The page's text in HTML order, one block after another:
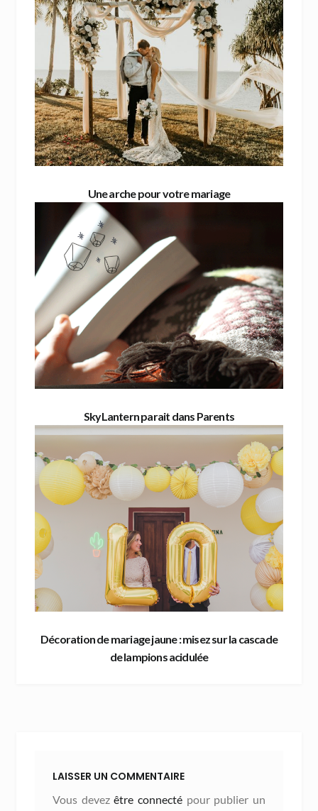
Une arche pour votre mariage
SkyLantern parait dans Parents
Décoration de mariage jaune : misez sur la cascade
de lampions acidulée
LAISSER UN COMMENTAIRE
Vous devezêtre connecté pour publier un